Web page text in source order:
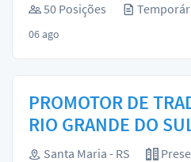
50 Posições
06 ago
PROMOTOR DE
RIO GRANDE DO
Santa Maria - RS